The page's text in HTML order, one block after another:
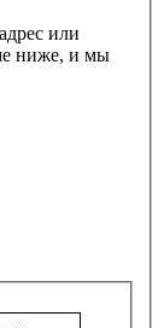
или
ниже, и мы